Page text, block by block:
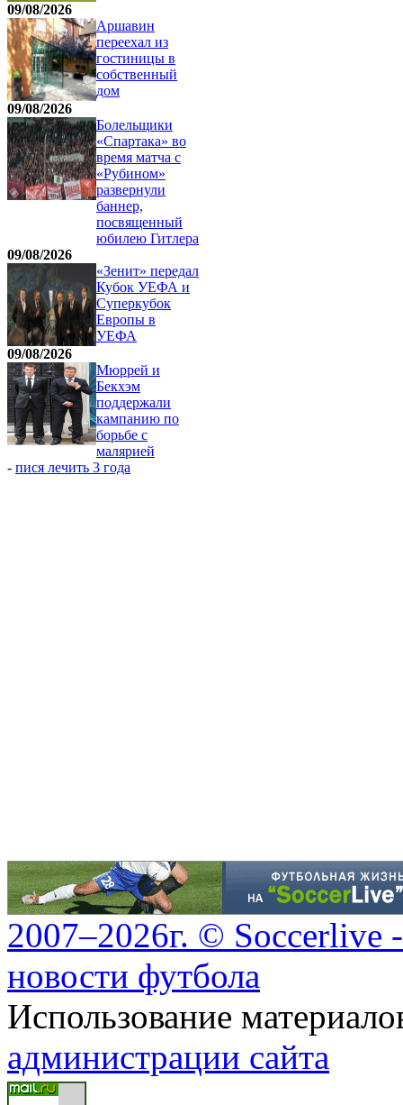
09/08/2026
Аршавин
переехал из
гостиницы в
собственный
дом
09/08/2026
Болельщики
«Спартака» во
время матча с
«Рубином»
развернули
баннер,
посвященный
юбилею Гитлера
09/08/2026
«Зенит» передал
Кубок УЕФА и
Суперкубок
Европы в
УЕФА
09/08/2026
Мюррей и
Бекхэм
поддержали
кампанию по
борьбе с
малярией
- пися лечить 3 года
2007–2026г. ©
новости футбола
Использование
администрации сайта